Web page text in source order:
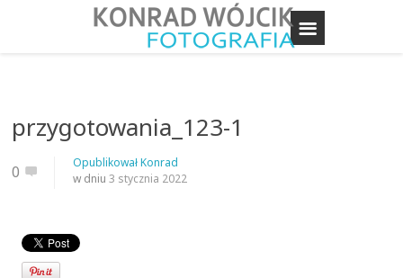
przygotowania_123-1
0 OpublikowałKonrad
w dniu3 stycznia 2022